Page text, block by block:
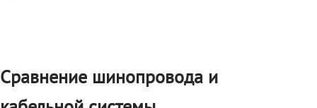
Сравнение шинопровода и